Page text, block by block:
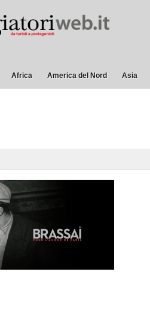
Africa America del Nord Asia